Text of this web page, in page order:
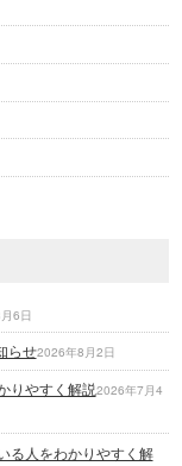
6日
らせ2026年8月2日
りやすく解説2026年7月4
る人をわかりやすく解